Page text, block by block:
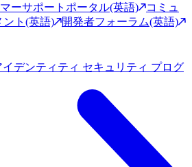
ーサポートポータル(英語)
コミュ
ント(英語)
開発者フォーラム(英語)
イデンティティ セキュリティ プログ